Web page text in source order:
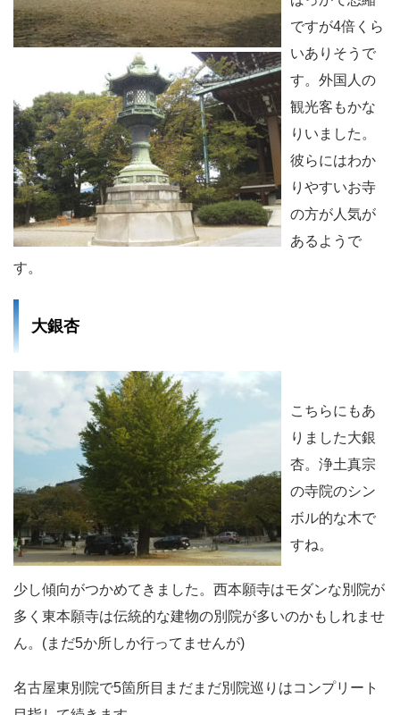
ですが4倍くら
いありそうで
す。外国人の
観光客もかな
りいました。
彼らにはわか
りやすいお寺
の方が人気が
あるようで
す。
大銀杏
こちらにもあ
りました大銀
杏。浄土真宗
の寺院のシン
ボル的な木で
すね。
少し傾向がつかめてきました。西本願寺はモダンな別院が
多く東本願寺は伝統的な建物の別院が多いのかもしれませ
ん。(まだ5か所しか行ってませんが)
名古屋東別院で5箇所目まだまだ別院巡りはコンプリート